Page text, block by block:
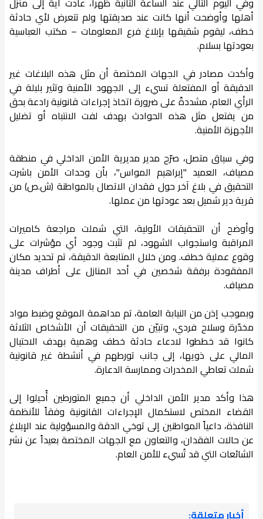
أهلها وأوضحت أنها كانت عند صديقتها ولم تتعرض لأي حادثة
خطف، ليقوم شقيقها بإبلاغ فرع المعلومات – مكتب العباسية
بعودتها بسلام.
وأكدت مصادر في الجهات المختصة أن مثل هذه البلاغات غير
الدقيقة أو المفتعلة تسيء إلى الجهود الأمنية وتثير بلبلة في
الرأي العام، مشددةً على ضرورة اتخاذ إجراءات قانونية رادعة بحق
من يفتعل مثل هذه الحوادث بهدف لفت الانتباه أو تضليل
الأجهزة الأمنية.
وفي سياق متصل، صرّح مدير مديرية الأمن الداخلي في منطقة
مصياف، العميد "إبراهيم المواس"، بأن وحدات الأمن باشرت
التحقيق في بلاغ آخر حول فقدان الاتصال بالمواطنة (ش.ص) من
قرية دير شميل بعد عودتها من عملها.
وأوضح أن التحقيقات الأولية، التي شملت مراجعة كاميرات
المراقبة واستجواب الشهود، لم تثبت وجود أي مؤشرات على
وقوع عملية خطف. ومن خلال المتابعة الدقيقة، تم تحديد مكان
المفقودة برفقة شخصين في أحد المنازل على أطراف مدينة
مصياف.
وبموجب إذن من النيابة العامة، تم مداهمة الموقع وضبط مواد
مخدّرة وسلاح فردي، وتبيّن من التحقيقات أن الأشخاص الثلاثة
كانوا قد خططوا لادعاء حادثة خطف وهمية بهدف الاحتيال
المالي على ذويها، إلى جانب تورطهم في أنشطة غير قانونية
شملت تعاطي المخدرات وممارسة الدعارة.
هذا وأكد مدير الأمن الداخلي أن جميع المتورطين أُحيلوا إلى
القضاء المختص لاستكمال الإجراءات القانونية وفقاً للأنظمة
النافذة، داعياً المواطنين إلى توخي الدقة والمسؤولية عند الإبلاغ
عن حالات الفقدان، والتعاون مع الجهات المختصة بعيداً عن نشر
الشائعات التي قد تُسيء للأمن العام.
أخبار متعلقة: